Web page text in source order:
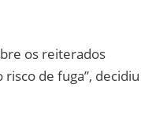
os reiterados
de fuga”,